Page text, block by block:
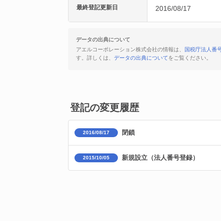
最終登記更新日 2016/08/17
データの出典について
アエルコーポレーション株式会社の情報は、
国税庁法人番
す。詳しくは、 データの出典についてをご覧ください。
登記の変更履歴
2016/08/17 閉鎖
2015/10/05 新規設立（法人番号登録）